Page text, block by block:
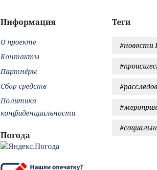
Теги
#новости
Информация
О проекте
Контакты
Партнёры
Сбор средств
Политика
конфиденциальности
Погода